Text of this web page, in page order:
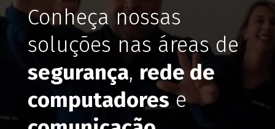
Conheça nossas
soluções nas áreas de
segurança, rede de
computadorese